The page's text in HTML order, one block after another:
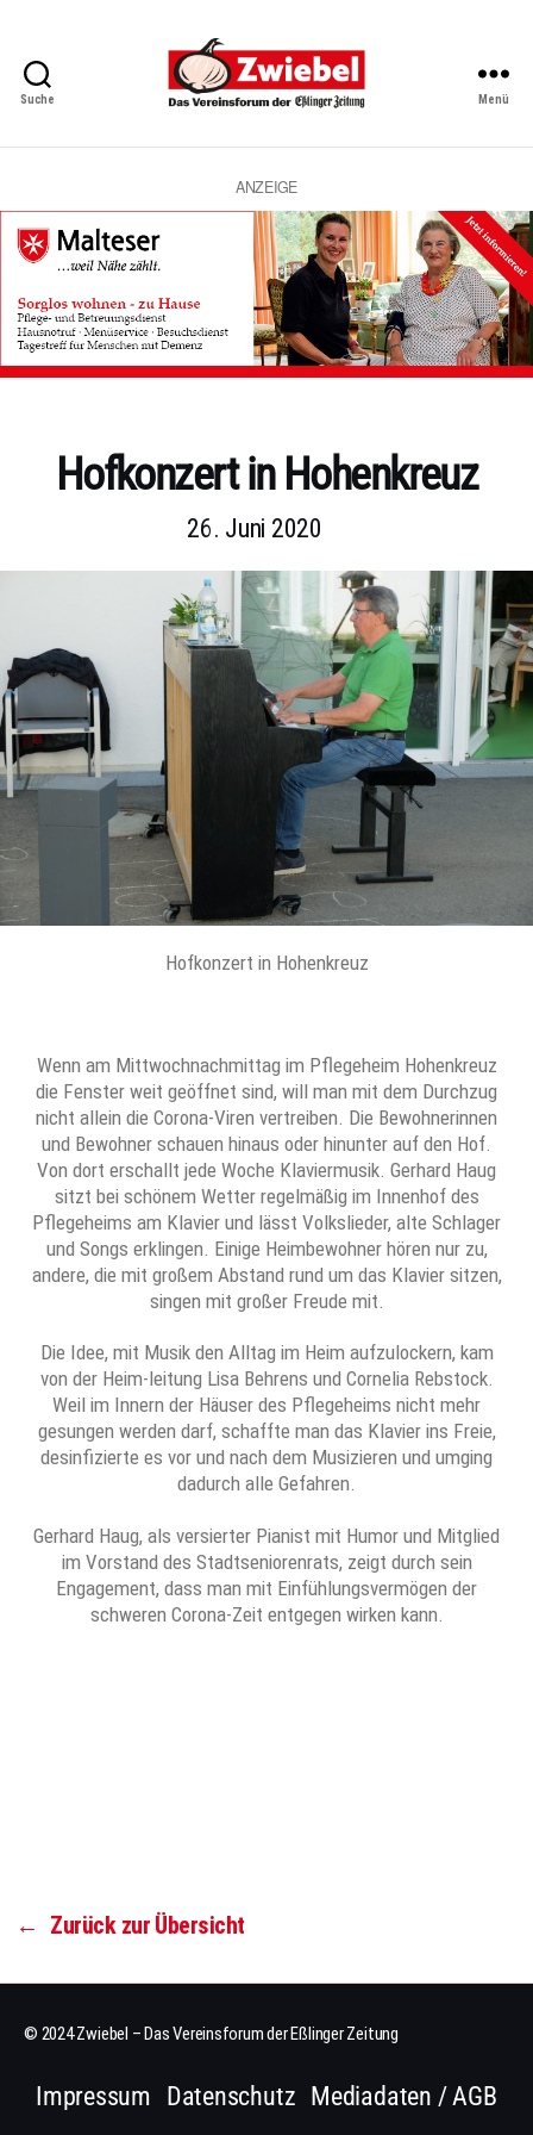
Suche
Vereinsforum
Eßlinger
Zeitung
Menü
ANZEIGE
Kategorien
Hofkonzert in Hohenkreuz
26. Juni 2020
Hofkonzert in Hohenkreuz
Wenn am Mittwochnachmittag im Pflegeheim Hohenkreuz
die Fenster weit geöffnet sind, will man mit dem Durchzug
nicht allein die Corona-Viren vertreiben. Die Bewohnerinnen
und Bewohner schauen hinaus oder hinunter auf den Hof.
Von dort erschallt jede Woche Klaviermusik. Gerhard Haug
sitzt bei schönem Wetter regelmäßig im Innenhof des
Pflegeheims am Klavier und lässt Volkslieder, alte Schlager
und Songs erklingen. Einige Heimbewohner hören nur zu,
andere, die mit großem Abstand rund um das Klavier sitzen,
singen mit großer Freude mit.
Die Idee, mit Musik den Alltag im Heim aufzulockern, kam
von der Heim-leitung Lisa Behrens und Cornelia Rebstock.
Weil im Innern der Häuser des Pflegeheims nicht mehr
gesungen werden darf, schaffte man das Klavier ins Freie,
desinfizierte es vor und nach dem Musizieren und umging
dadurch alle Gefahren.
Gerhard Haug, als versierter Pianist mit Humor und Mitglied
im Vorstand des Stadtseniorenrats, zeigt durch sein
Engagement, dass man mit Einfühlungsvermögen der
schweren Corona-Zeit entgegen wirken kann.
← Zurück zur Übersicht
© 2024 Zwiebel – Das Vereinsforum der Eßlinger Zeitung
Impressum Datenschutz Mediadaten / AGB